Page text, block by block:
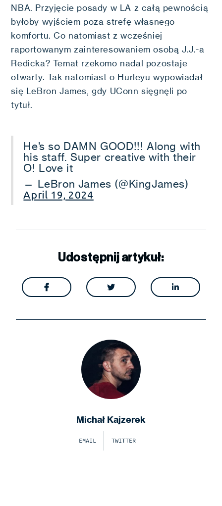
NBA. Przyjęcie posady w LA z całą pewnością
byłoby wyjściem poza strefę własnego
komfortu. Co natomiast z wcześniej
raportowanym zainteresowaniem osobą J.J.-a
Redicka? Temat rzekomo nadal pozostaje
otwarty. Tak natomiast o Hurleyu wypowiadał
się LeBron James, gdy UConn sięgnęli po
tytuł.
He’s so DAMN GOOD!!! Along with
his staff. Super creative with their
O! Love it
— LeBron James (@KingJames)
April 19, 2024
Udostępnij artykuł:
  
Michał Kajzerek
EMAIL TWITTER